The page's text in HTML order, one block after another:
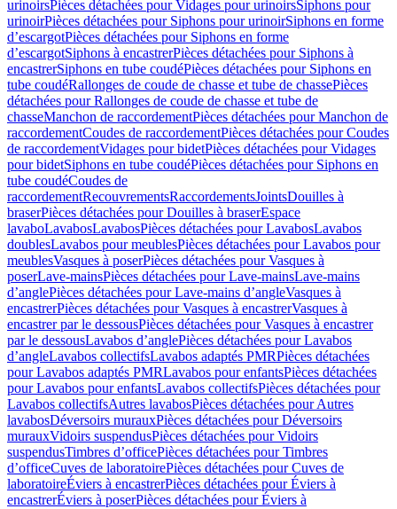
urinoirsPièces détachées pour Vidages pour urinoirsSiphons pour
urinoirPièces détachées pour Siphons pour urinoirSiphons en forme
d’escargotPièces détachées pour Siphons en forme
d’escargotSiphons à encastrerPièces détachées pour Siphons à
encastrerSiphons en tube coudéPièces détachées pour Siphons en
tube coudéRallonges de coude de chasse et tube de chassePièces
détachées pour Rallonges de coude de chasse et tube de
chasseManchon de raccordementPièces détachées pour Manchon de
raccordementCoudes de raccordementPièces détachées pour Coudes
de raccordementVidages pour bidetPièces détachées pour Vidages
pour bidetSiphons en tube coudéPièces détachées pour Siphons en
tube coudéCoudes de
raccordementRecouvrementsRaccordementsJointsDouilles à
braserPièces détachées pour Douilles à braserEspace
lavaboLavabosLavabosPièces détachées pour LavabosLavabos
doublesLavabos pour meublesPièces détachées pour Lavabos pour
meublesVasques à poserPièces détachées pour Vasques à
poserLave-mainsPièces détachées pour Lave-mainsLave-mains
d’anglePièces détachées pour Lave-mains d’angleVasques à
encastrerPièces détachées pour Vasques à encastrerVasques à
encastrer par le dessousPièces détachées pour Vasques à encastrer
par le dessousLavabos d’anglePièces détachées pour Lavabos
d’angleLavabos collectifsLavabos adaptés PMRPièces détachées
pour Lavabos adaptés PMRLavabos pour enfantsPièces détachées
pour Lavabos pour enfantsLavabos collectifsPièces détachées pour
Lavabos collectifsAutres lavabosPièces détachées pour Autres
lavabosDéversoirs murauxPièces détachées pour Déversoirs
murauxVidoirs suspendusPièces détachées pour Vidoirs
suspendusTimbres dʼofficePièces détachées pour Timbres
dʼofficeCuves de laboratoirePièces détachées pour Cuves de
laboratoireÉviers à encastrerPièces détachées pour Éviers à
encastrerÉviers à poserPièces détachées pour Éviers à